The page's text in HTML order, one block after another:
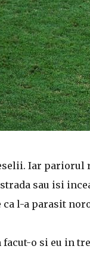
Iar pariorul
sau isi
ca l-a parasit
facut-o si eu in